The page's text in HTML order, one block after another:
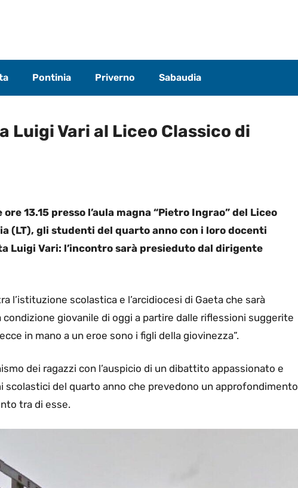
Pontinia Priverno Sabaudia
Luigi Vari al Liceo Classico di
13.15 presso l’aula magna “Pietro Ingrao” del Liceo
(LT), gli studenti del quarto anno con i loro docenti
Luigi Vari: l’incontro sarà presieduto dal dirigente
l’istituzione scolastica e l’arcidiocesi di Gaeta che sarà
giovanile di oggi a partire dalle riflessioni suggerite
in mano a un eroe sono i figli della giovinezza”.
dei ragazzi con l’auspicio di un dibattito appassionato e
del quarto anno che prevedono un approfondimento
tra di esse.